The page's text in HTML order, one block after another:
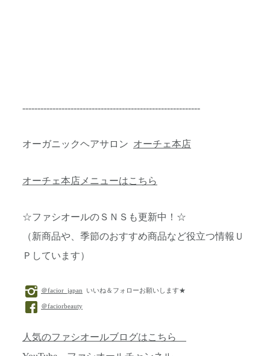
-----------------------------------------------------------
オーガニックヘアサロン オーチェ本店
オーチェ本店メニューはこちら
☆ファシオールのＳＮＳも更新中！☆
（新商品や、季節のおすすめ商品など役立つ情報Ｕ
Ｐしています）
＠facior_japan いいね＆フォローお願いします★
＠faciorbeauty
人気のファシオールブログはこちら